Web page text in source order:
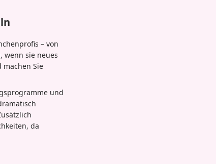
– von
wenn sie neues
Sie
und
da